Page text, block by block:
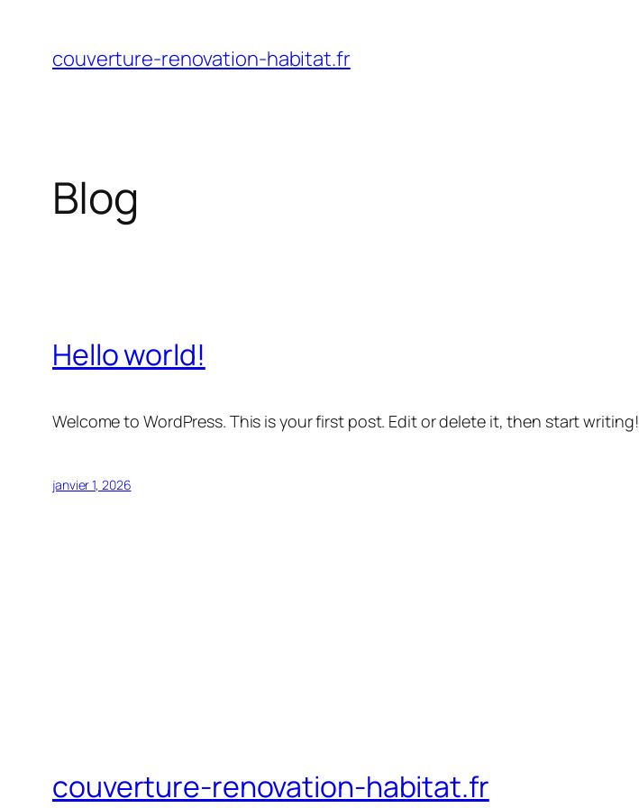
contenu
couverture-renovation-habitat.fr
Blog
Hello world!
Welcome to WordPress. This is your first post. Edit or delete it, then start writing!
janvier 1, 2026
couverture-renovation-habitat.fr